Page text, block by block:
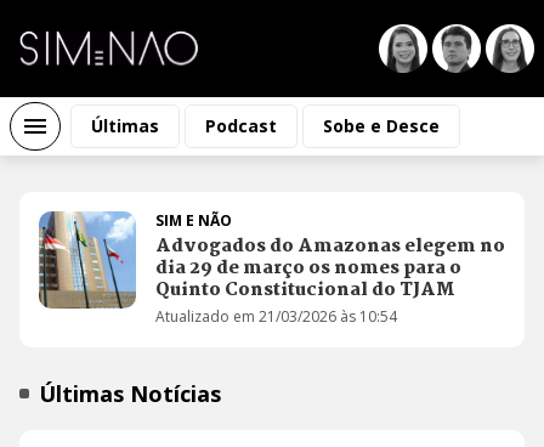
Últimas Podcast Sobe e Desce
SIM E NÃO
Advogados do Amazonas elegem no
dia 29 de março os nomes para o
Quinto Constitucional do TJAM
Atualizado em 21/03/2026 às 10:54
Últimas Notícias